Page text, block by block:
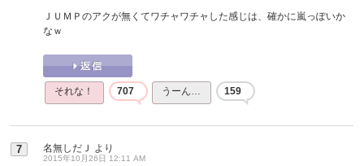
ＪＵＭＰのアクが無くてワチャワチャした感じは、確かに嵐っぽいか
なｗ
それな！ 707 うーん… 159
7 名無しだＪ より
2015年10月26日 12:11 AM